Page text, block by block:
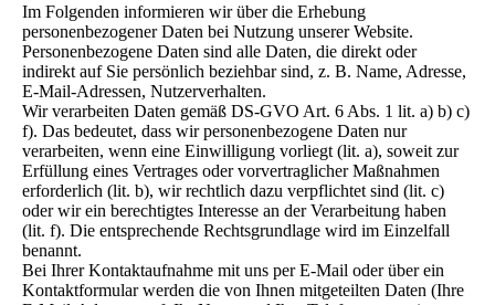
Im Folgenden informieren wir über die Erhebung
personenbezogener Daten bei Nutzung unserer Website.
Personenbezogene Daten sind alle Daten, die direkt oder
indirekt auf Sie persönlich beziehbar sind, z. B. Name, Adresse,
E-Mail-Adressen, Nutzerverhalten.
Wir verarbeiten Daten gemäß DS-GVO Art. 6 Abs. 1 lit. a) b) c)
f). Das bedeutet, dass wir personenbezogene Daten nur
verarbeiten, wenn eine Einwilligung vorliegt (lit. a), soweit zur
Erfüllung eines Vertrages oder vorvertraglicher Maßnahmen
erforderlich (lit. b), wir rechtlich dazu verpflichtet sind (lit. c)
oder wir ein berechtigtes Interesse an der Verarbeitung haben
(lit. f). Die entsprechende Rechtsgrundlage wird im Einzelfall
benannt.
Bei Ihrer Kontaktaufnahme mit uns per E-Mail oder über ein
Kontaktformular werden die von Ihnen mitgeteilten Daten (Ihre